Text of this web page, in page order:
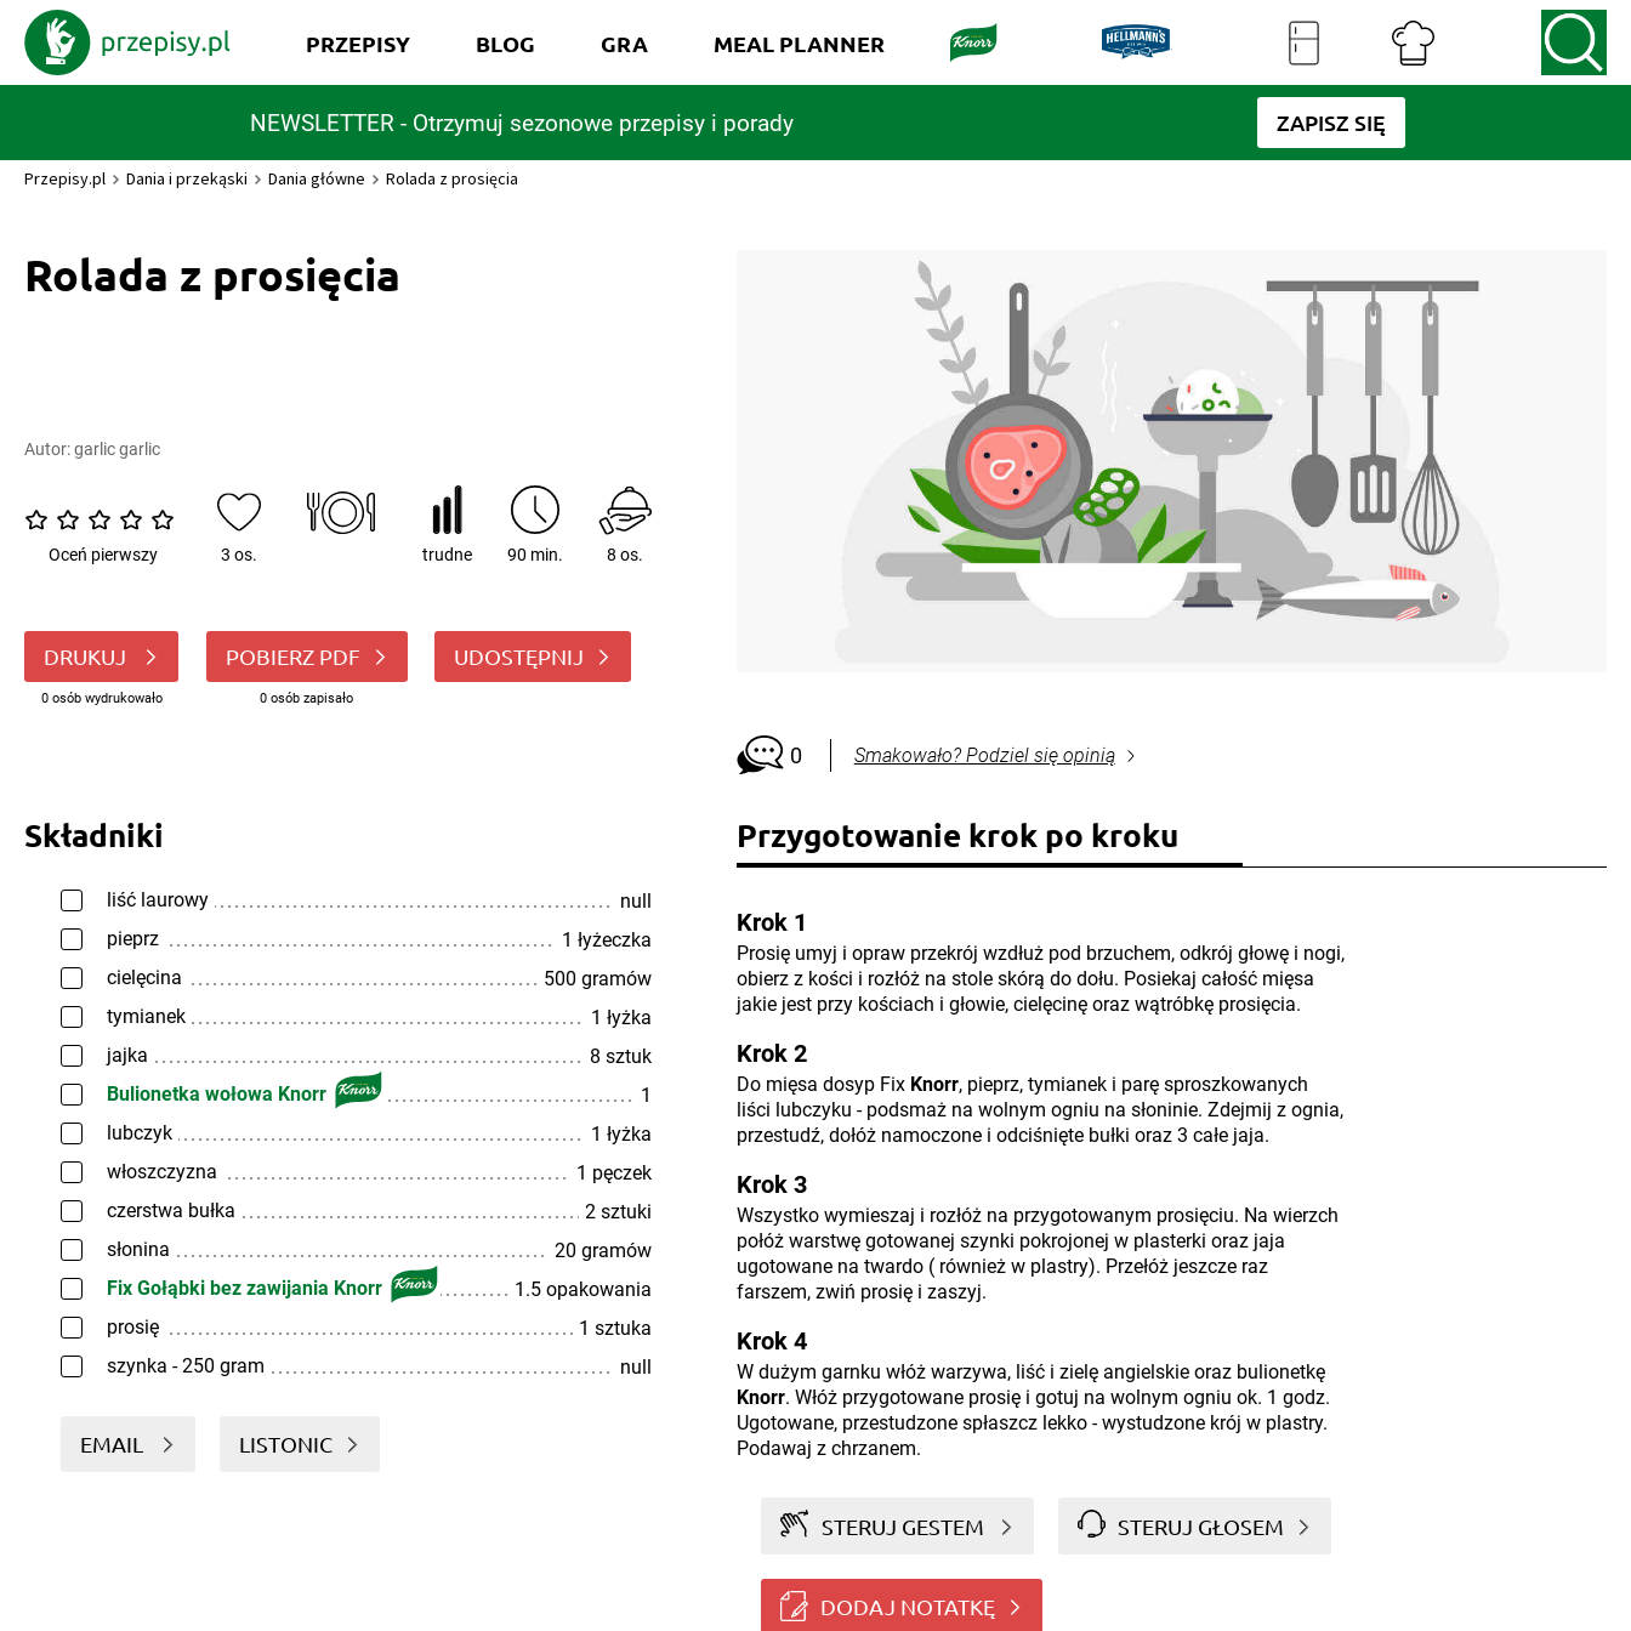
NEWSLETTER - Otrzymuj sezonowe przepisy i porady ZAPISZ SIĘ
PRZEPISY BLOG GRA MEAL PLANNER
Przepisy.pl Dania i przekąski Dania główne Rolada z prosięcia
Rolada z prosięcia
Autor:garlic garlic
Oceń pierwszy 3 os. trudne 90 min. 8 os.
DRUKUJ
0 osób wydrukowało
POBIERZ PDF
0 osób zapisało
UDOSTĘPNIJ
0 Smakowało? Podziel się opinią
Składniki
liść laurowy
null
pieprz
1 łyżeczka
cielęcina
500 gramów
tymianek
1 łyżka
jajka
8 sztuk
Bulionetka wołowa Knorr
1
lubczyk
1 łyżka
włoszczyzna
1 pęczek
czerstwa bułka
2 sztuki
słonina
20 gramów
Fix Gołąbki bez zawijania Knorr
1.5 opakowania
prosię
1 sztuka
szynka - 250 gram
null
EMAIL LISTONIC
Przygotowanie krok po kroku
Krok 1
Prosię umyj i opraw przekrój wzdłuż pod brzuchem, odkrój głowę i nogi,
obierz z kości i rozłóż na stole skórą do dołu. Posiekaj całość mięsa
jakie jest przy kościach i głowie, cielęcinę oraz wątróbkę prosięcia.
Krok 2
Do mięsa dosyp Fix Knorr, pieprz, tymianek i parę sproszkowanych
liści lubczyku - podsmaż na wolnym ogniu na słoninie. Zdejmij z ognia,
przestudź, dołóż namoczone i odciśnięte bułki oraz 3 całe jaja.
Krok 3
Wszystko wymieszaj i rozłóż na przygotowanym prosięciu. Na wierzch
połóż warstwę gotowanej szynki pokrojonej w plasterki oraz jaja
ugotowane na twardo ( również w plastry). Przełóż jeszcze raz
farszem, zwiń prosię i zaszyj.
Krok 4
W dużym garnku włóż warzywa, liść i zielę angielskie oraz bulionetkę
Knorr. Włóż przygotowane prosię i gotuj na wolnym ogniu ok. 1 godz.
Ugotowane, przestudzone spłaszcz lekko - wystudzone krój w plastry.
Podawaj z chrzanem.
STERUJ GESTEM STERUJ GŁOSEM
DODAJ NOTATKĘ